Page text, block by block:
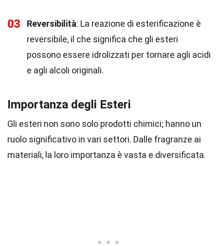
03 Reversibilità: La reazione di esterificazione è
reversibile, il che significa che gli esteri
possono essere idrolizzati per tornare agli acidi
e agli alcoli originali.
Importanza degli Esteri
Gli esteri non sono solo prodotti chimici; hanno un
ruolo significativo in vari settori. Dalle fragranze ai
materiali, la loro importanza è vasta e diversificata.